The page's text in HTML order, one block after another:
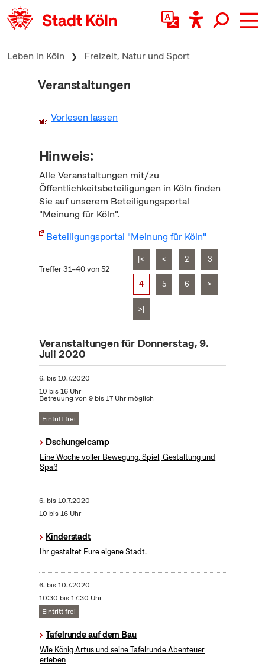
zum Inhalt springen
Leben in Köln Freizeit, Natur und Sport
Veranstaltungen
Vorlesen lassen
Hinweis:
Alle Veranstaltungen mit/zu
Öffentlichkeitsbeteiligungen in Köln finden
Sie auf unserem Beteiligungsportal
"Meinung für Köln".
Beteiligungsportal "Meinung für Köln"
Treffer 31–40 von 52
|< < 2 3
4 5 6 >
>|
Veranstaltungen für Donnerstag, 9.
Juli 2020
6. bis10.7.2020
10 bis 16 Uhr
Betreuung von 9 bis 17 Uhr möglich
Eintritt frei
Dschungelcamp
Eine Woche voller Bewegung, Spiel, Gestaltung und
Spaß
6. bis10.7.2020
10 bis 16 Uhr
Kinderstadt
Ihr gestaltet Eure eigene Stadt.
6. bis10.7.2020
10:30 bis 17:30 Uhr
Eintritt frei
Tafelrunde auf dem Bau
Wie König Artus und seine Tafelrunde Abenteuer
erleben